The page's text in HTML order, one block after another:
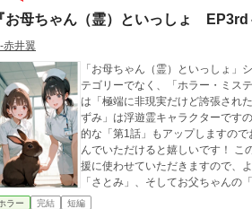
お母ちゃん（霊）といっしょ EP3rd
赤井翼
「お母ちゃん（霊）といっしょ」
テゴリーでなく、「ホラー・ミス
は「極端に非現実だけど誇張され
ずみ」は浮遊霊キャラクターです
的な「第1話」もアップしますの
んでいただけると嬉しいです！ こ
援に使わせていただきますので、
「さとみ」、そしてお父ちゃんの
応援をよろひこー！ (⋈◍＞◡＜◍)
ラー 完結 短編